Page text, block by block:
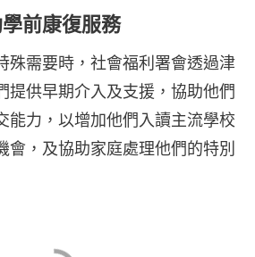
前康復服務
殊需要時，社會福利署會透過津
提供早期介入及支援，協助他們
能力，以增加他們入讀主流學校
會，及協助家庭處理他們的特別